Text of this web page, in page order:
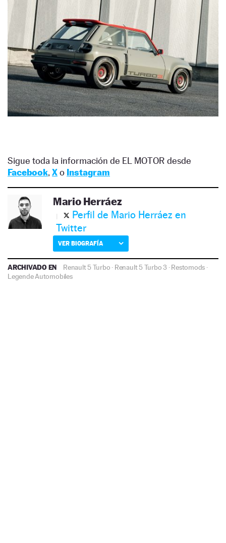
Sigue toda la información de EL MOTOR desde
Facebook, Xo Instagram
Mario Herráez
Perfil de Mario Herráez en
Twitter
VER BIOGRAFÍA
ARCHIVADO EN Renault 5 Turbo · Renault 5 Turbo 3·Restomods ·
Legende Automobiles